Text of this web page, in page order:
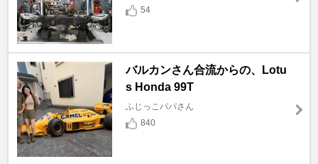
54
バルカンさん合流からの、Lotu
s Honda 99T
ふじっこパパさん
840